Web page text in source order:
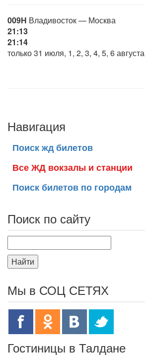
009Н Владивосток — Москва
21:13
21:14
только 31 июля, 1, 2, 3, 4, 5, 6 августа
Навигация
Поиск жд билетов
Все ЖД вокзалы и станции
Поиск билетов по городам
Поиск по сайту
Найти
Мы в СОЦ СЕТЯХ
Гостиницы в Талдане